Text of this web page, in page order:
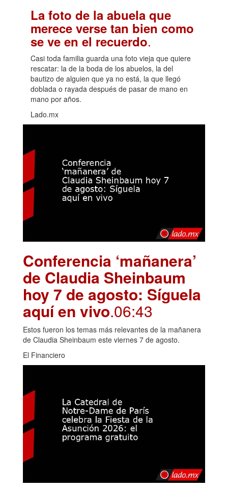
La foto de la abuela que
merece verse tan bien como
se ve en el recuerdo.
Casi toda familia guarda una foto vieja que quiere
rescatar: la de la boda de los abuelos, la del
bautizo de alguien que ya no está, la que llegó
doblada o rayada después de pasar de mano en
mano por años.
Lado.mx
Conferencia ‘mañanera’
de Claudia Sheinbaum
hoy 7 de agosto: Síguela
aquí en vivo.06:43
Estos fueron los temas más relevantes de la mañanera
de Claudia Sheinbaum este viernes 7 de agosto.
El Financiero